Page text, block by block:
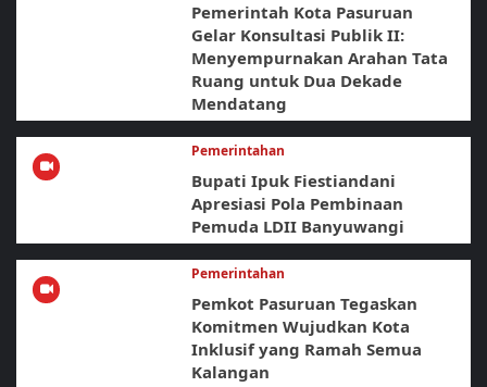
Pemerintah Kota Pasuruan
Gelar Konsultasi Publik II:
Menyempurnakan Arahan Tata
Ruang untuk Dua Dekade
Mendatang
Pemerintahan
Bupati Ipuk Fiestiandani
Apresiasi Pola Pembinaan
Pemuda LDII Banyuwangi
Pemerintahan
Pemkot Pasuruan Tegaskan
Komitmen Wujudkan Kota
Inklusif yang Ramah Semua
Kalangan